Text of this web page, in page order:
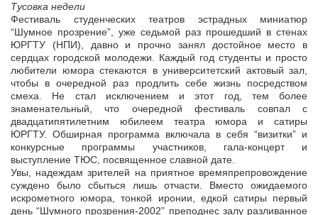
Тусовка недели
Фестиваль студенческих театров эстрадных миниатюр
“Шумное прозрение”, уже седьмой раз прошедший в стенах
ЮРГТУ (НПИ), давно и прочно занял достойное место в
сердцах городской молодежи. Каждый год студенты и просто
любители юмора стекаются в университетский актовый зал,
чтобы в очередной раз продлить себе жизнь посредством
смеха. Не стал исключением и этот год, тем более
знаменательный, что очередной фестиваль совпал с
двадцатипятилетним юбилеем театра юмора и сатиры
ЮРГТУ. Обширная программа включала в себя “визитки” и
конкурсные программы участников, гала-концерт и
выступление ТЮС, посвященное славной дате.
Увы, надеждам зрителей на приятное времяпрепровождение
суждено было сбыться лишь отчасти. Вместо ожидаемого
искрометного юмора, тонкой иронии, едкой сатиры первый
день “Шумного прозрения-2002” преподнес залу разливанное